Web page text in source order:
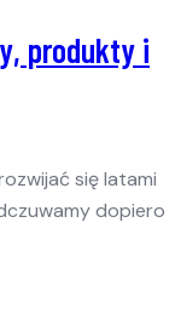
produkty i
się latami
dopiero